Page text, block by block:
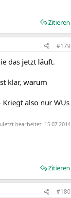
Zitieren
#179
das jetzt läuft.
klar, warum
Kriegt also nur WUs
bearbeitet: 15.07.2014
Zitieren
#180